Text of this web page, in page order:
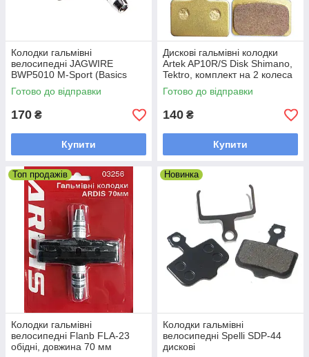
Колодки гальмівні
велосипедні JAGWIRE
BWP5010 M-Sport (Basics
Comp Mountain XC) V-brake
72 mm
Готово до відправки
170 ₴
Купити
Дискові гальмівні колодки
Artek AP10R/S Disk Shimano,
Tektro, комплект на 2 колеса
Готово до відправки
140 ₴
Купити
Топ продажів
Колодки гальмівні
велосипедні Flanb FLA-23
обідні, довжина 70 мм
Новинка
Колодки гальмівні
велосипедні Spelli SDP-44
дискові